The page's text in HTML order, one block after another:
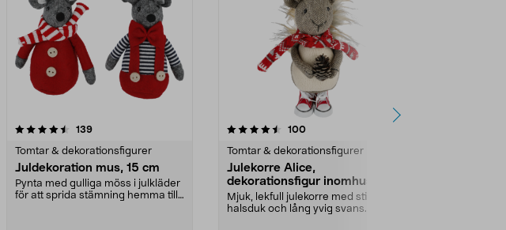
139recensioner
Tomtar & dekorationsfigurer
Juldekoration mus, 15 cm
Pynta med gulliga möss i julkläder
för att sprida stämning hemma till
4.5 av 5 stjärnor 100recensioner
Tomtar & dekorationsfigurer
Julekorre Alice,
dekorationsfigur inomhus, 27
cm
Mjuk, lekfull julekorre med stickad
halsduk och lång yvig svans.
4.5 av 5 stjärnor